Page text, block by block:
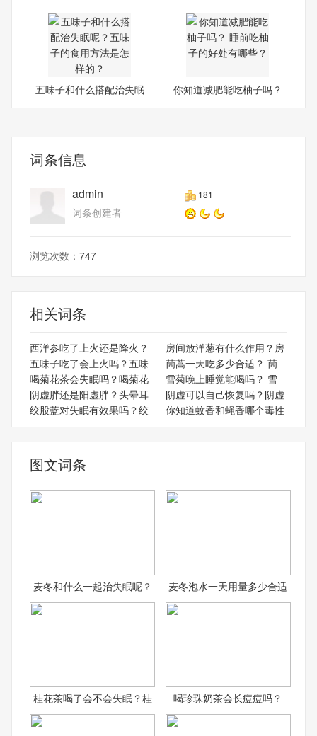
五味子和什么搭配治失眠
你知道减肥能吃柚子吗？
词条信息
admin 181
词条创建者
浏览次数： 747
相关词条
西洋参吃了上火还是降火？
房间放洋葱有什么作用？房
五味子吃了会上火吗？五味
茼蒿一天吃多少合适？ 茼
喝菊花茶会失眠吗？喝菊花
雪菊晚上睡觉能喝吗？ 雪
阴虚胖还是阳虚胖？头晕耳
阴虚可以自己恢复吗？阴虚
绞股蓝对失眠有效果吗？绞
你知道蚊香和蝇香哪个毒性
图文词条
麦冬和什么一起治失眠呢？ 麦冬泡水一天用量多少合适
桂花茶喝了会不会失眠？桂 喝珍珠奶茶会长痘痘吗？